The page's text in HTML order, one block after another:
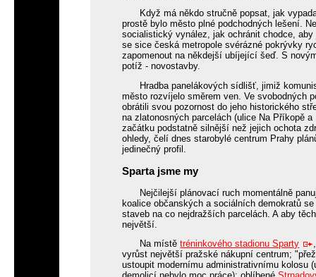
Když má někdo stručně popsat, jak
prostě bylo město plné podchodných lešení.
socialistický vynález, jak ochránit chodce,
se sice česká metropole svérázné pokrývky
zapomenout na někdejší ubíjející šeď. S
potíž - novostavby.
Hradba panelákových sídlišť, jimiž
město rozvíjelo směrem ven. Ve svobodných
obrátili svou pozornost do jeho historického
na zlatonosných parcelách (ulice Na Příkopě
začátku podstatně silnější než jejich ochota
ohledy, čelí dnes starobylé centrum Prahy
jedinečný profil.
Sparta jsme my
Nejčilejší plánovací ruch momentálně
koalice občanských a sociálních demokratů
staveb na co nejdražších parcelách. A aby
největší.
Na místětréninkového stadionu Sparty
vyrůst největší pražské nákupní centrum;
ustoupit modernímu administrativnímu kolosu